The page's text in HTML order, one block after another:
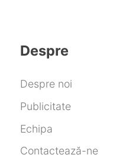
Despre
Despre noi
Publicitate
Echipa
Contactează-ne